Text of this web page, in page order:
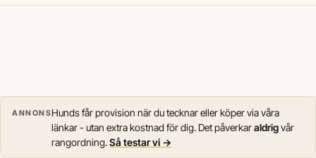
ANNONSHunds får provision när du tecknar eller köper via våra
länkar - utan extra kostnad för dig. Det påverkaraldrigvår
rangordning.Så testar vi →